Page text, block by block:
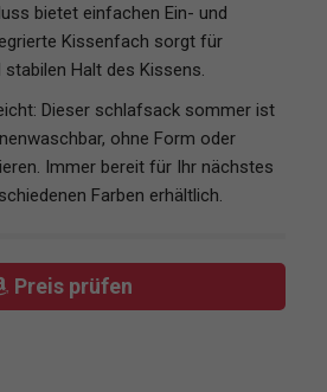
bietet einfachen Ein- und
Kissenfach sorgt für
Halt des Kissens.
Dieser schlafsack sommer ist
ohne Form oder
Immer bereit für Ihr nächstes
Farben erhältlich.
Preis prüfen